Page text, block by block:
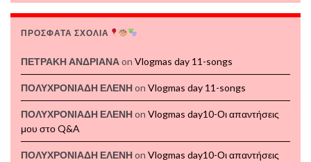
ΠΡΟΣΦΑΤΑ ΣΧΟΛΙΑ
ΠΕΤΡΑΚΗ ΑΝΔΡΙΑΝΑon Vlogmas day 11-songs
ΠΟΛΥΧΡΟΝΙΑΔΗ ΕΛΕΝΗon Vlogmas day 11-songs
ΠΟΛΥΧΡΟΝΙΑΔΗ ΕΛΕΝΗon Vlogmas day10-Οι απαντήσεις
μου στο Q&A
ΠΟΛΥΧΡΟΝΙΑΔΗ ΕΛΕΝΗon Vlogmas day10-Οι απαντήσεις